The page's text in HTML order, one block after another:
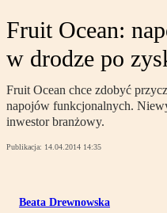
Fruit Ocean:
w drodze po
Fruit Ocean chce zdobyć
napojów funkcjonalnych.
inwestor branżowy.
Publikacja: 14.04.2014 14:35
Beata Drewnowska